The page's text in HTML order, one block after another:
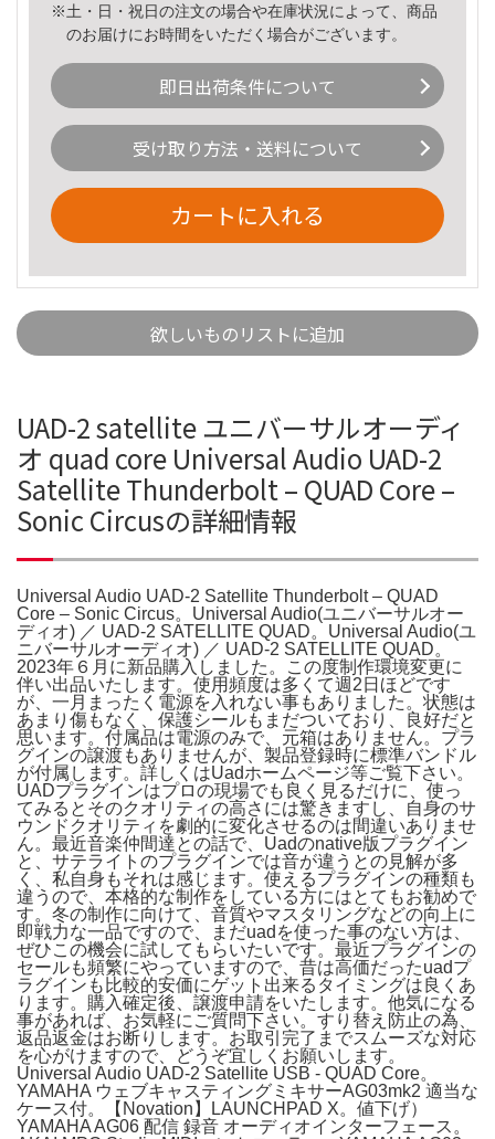
※土・日・祝日の注文の場合や在庫状況によって、商品
のお届けにお時間をいただく場合がございます。
即日出荷条件について
受け取り方法・送料について
カートに入れる
欲しいものリストに追加
UAD-2 satellite ユニバーサルオーディ
オ quad core Universal Audio UAD-2
Satellite Thunderbolt – QUAD Core –
Sonic Circusの詳細情報
Universal Audio UAD-2 Satellite Thunderbolt – QUAD
Core – Sonic Circus。Universal Audio(ユニバーサルオー
ディオ) ／ UAD-2 SATELLITE QUAD。Universal Audio(ユ
ニバーサルオーディオ) ／ UAD-2 SATELLITE QUAD。
2023年６月に新品購入しました。この度制作環境変更に
伴い出品いたします。使用頻度は多くて週2日ほどです
が、一月まったく電源を入れない事もありました。状態は
あまり傷もなく、保護シールもまだついており、良好だと
思います。付属品は電源のみで、元箱はありません。プラ
グインの譲渡もありませんが、製品登録時に標準バンドル
が付属します。詳しくはUadホームページ等ご覧下さい。
UADプラグインはプロの現場でも良く見るだけに、使っ
てみるとそのクオリティの高さには驚きますし、自身のサ
ウンドクオリティを劇的に変化させるのは間違いありませ
ん。最近音楽仲間達との話で、Uadのnative版プラグイン
と、サテライトのプラグインでは音が違うとの見解が多
く、私自身もそれは感じます。使えるプラグインの種類も
違うので、本格的な制作をしている方にはとてもお勧めで
す。冬の制作に向けて、音質やマスタリングなどの向上に
即戦力な一品ですので、まだuadを使った事のない方は、
ぜひこの機会に試してもらいたいです。最近プラグインの
セールも頻繁にやっていますので、昔は高価だったuadプ
ラグインも比較的安価にゲット出来るタイミングは良くあ
ります。購入確定後、譲渡申請をいたします。他気になる
事があれば、お気軽にご質問下さい。すり替え防止の為、
返品返金はお断りします。お取引完了までスムーズな対応
を心がけますので、どうぞ宜しくお願いします。
Universal Audio UAD-2 Satellite USB - QUAD Core。
YAMAHA ウェブキャスティングミキサーAG03mk2 適当な
ケース付。【Novation】LAUNCHPAD X。値下げ）
YAMAHA AG06 配信 録音 オーディオインターフェース。